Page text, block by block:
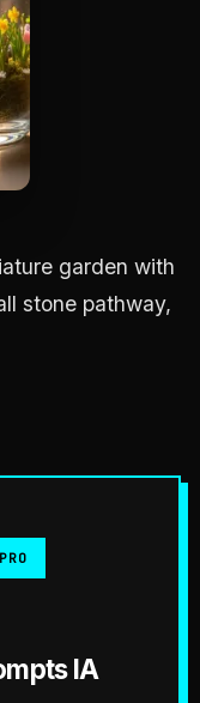
garden with
stone pathway,
IA